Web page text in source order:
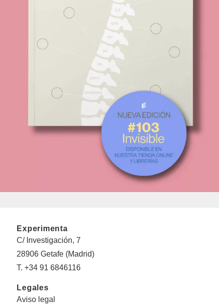
Experimenta
C/ Investigación, 7
28906 Getafe (Madrid)
T. +34 91 6846116
Legales
Aviso legal